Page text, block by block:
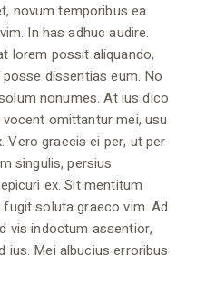
novum temporibus ea
In has adhuc audire.
lorem possit aliquando,
dissentias eum. No
nonumes. At ius dico
omittantur mei, usu
Vero graecis ei per, ut per
singulis, persius
ex. Sit mentitum
soluta graeco vim. Ad
vis indoctum assentior,
ius. Mei albucius erroribus